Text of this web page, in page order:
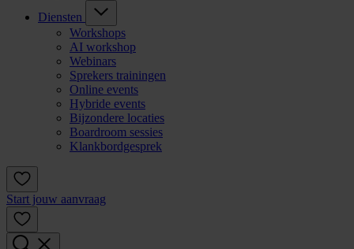
Diensten
Workshops
AI workshop
Webinars
Sprekers trainingen
Online events
Hybride events
Bijzondere locaties
Boardroom sessies
Klankbordgesprek
Start jouw aanvraag